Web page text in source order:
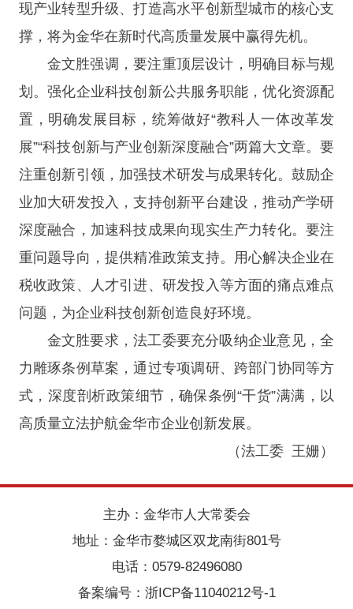
现产业转型升级、打造高水平创新型城市的核心支
撑，将为金华在新时代高质量发展中赢得先机。
金文胜强调，要注重顶层设计，明确目标与规
划。强化企业科技创新公共服务职能，优化资源配
置，明确发展目标，统筹做好“教科人一体改革发
展”“科技创新与产业创新深度融合”两篇大文章。要
注重创新引领，加强技术研发与成果转化。鼓励企
业加大研发投入，支持创新平台建设，推动产学研
深度融合，加速科技成果向现实生产力转化。要注
重问题导向，提供精准政策支持。用心解决企业在
税收政策、人才引进、研发投入等方面的痛点难点
问题，为企业科技创新创造良好环境。
金文胜要求，法工委要充分吸纳企业意见，全
力雕琢条例草案，通过专项调研、跨部门协同等方
式，深度剖析政策细节，确保条例“干货”满满，以
高质量立法护航金华市企业创新发展。
（法工委 王姗）
主办：金华市人大常委会
地址：金华市婺城区双龙南街801号
电话：0579-82496080
备案编号： 浙ICP备11040212号-1